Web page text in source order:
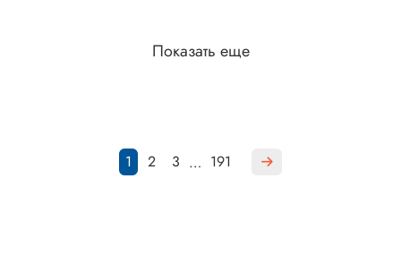
Показать еще
1 2 3 … 191